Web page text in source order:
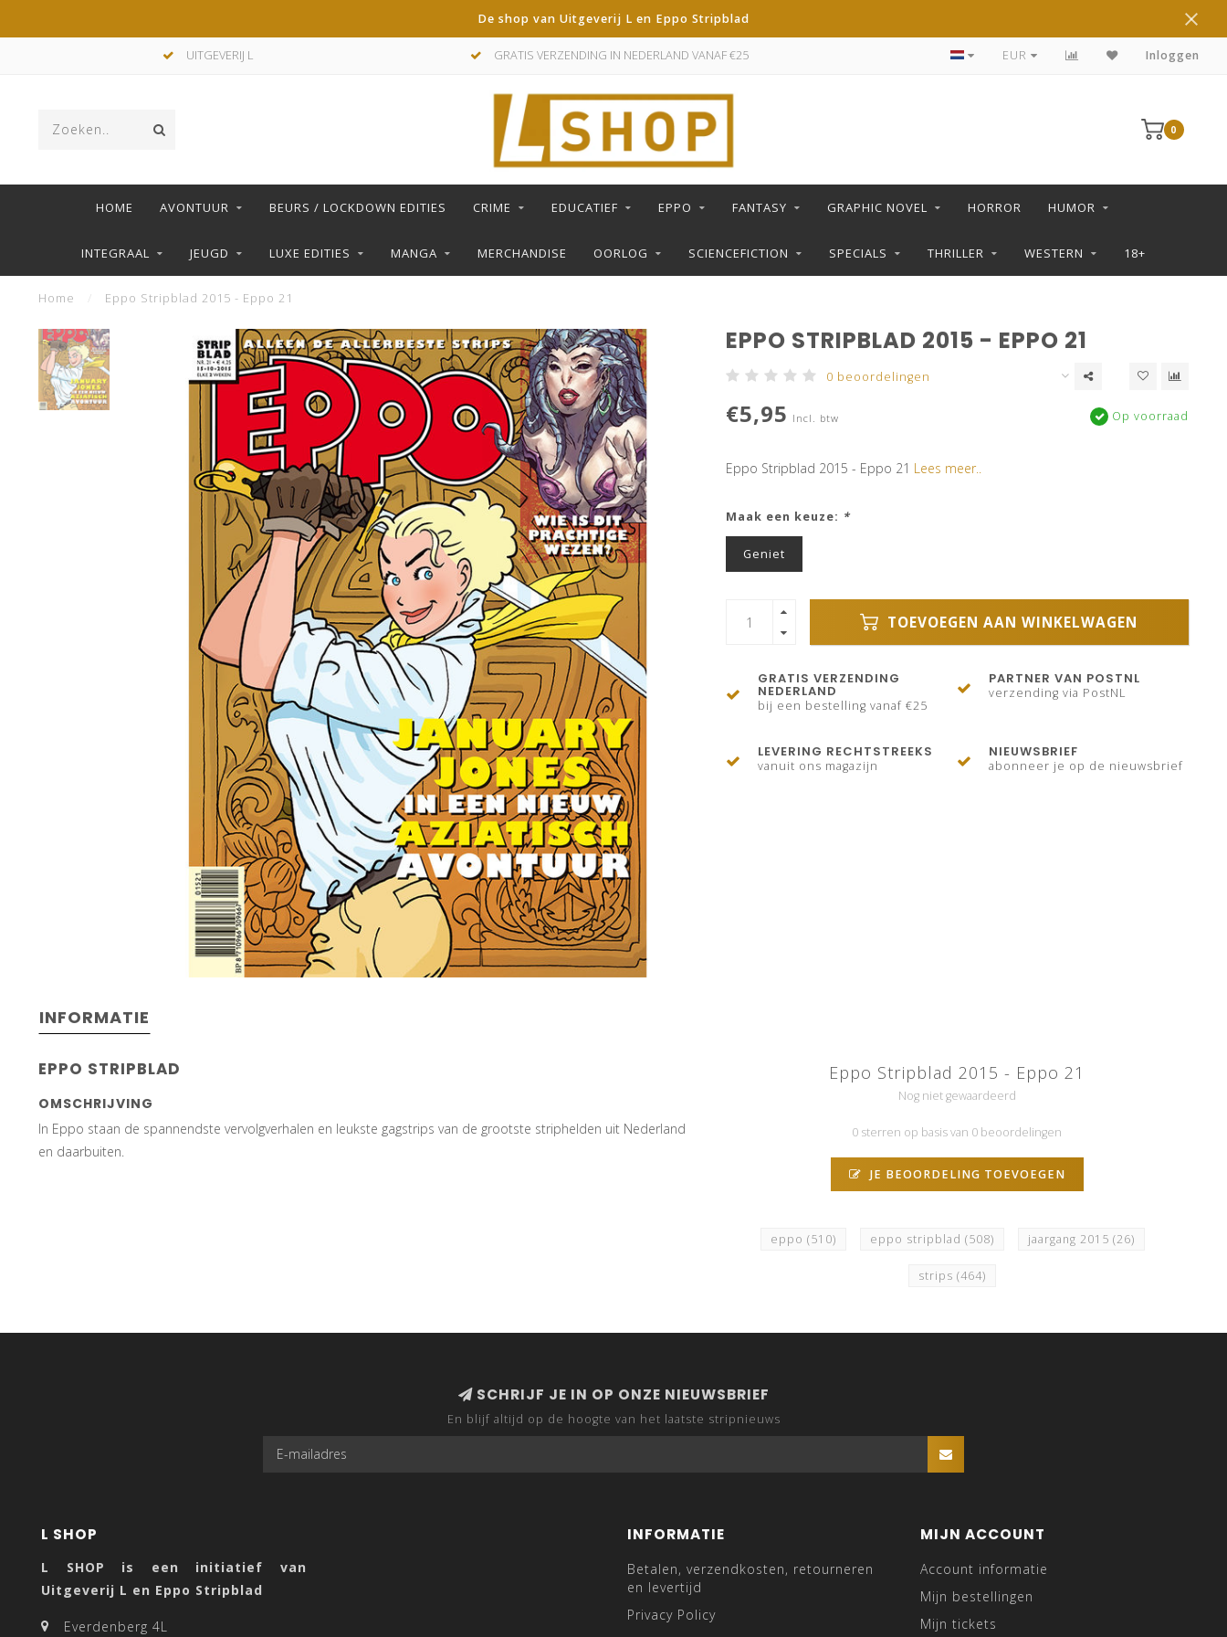
De shop van Uitgeverij L en Eppo Stripblad
UITGEVERIJ L GRATIS VERZENDING IN NEDERLAND VANAF €25 DE LEUKSTE STRIPS KOOP JE IN DE L SHOP
EUR Inloggen
0
HOME AVONTUUR BEURS / LOCKDOWN EDITIES CRIME EDUCATIEF EPPO FANTASY GRAPHIC NOVEL HORROR HUMOR
INTEGRAAL JEUGD LUXE EDITIES MANGA MERCHANDISE OORLOG SCIENCEFICTION SPECIALS THRILLER WESTERN 18+
Home Eppo Stripblad 2015 - Eppo 21
EPPO STRIPBLAD 2015 - EPPO 21
0 beoordelingen
€5,95 Incl. btw Op voorraad
Eppo Stripblad 2015 - Eppo 21 Lees meer..
Maak een keuze: *
Geniet
TOEVOEGEN AAN WINKELWAGEN
GRATIS VERZENDING
NEDERLAND
bij een bestelling vanaf €25
PARTNER VAN POSTNL
verzending via PostNL
LEVERING RECHTSTREEKS
vanuit ons magazijn
NIEUWSBRIEF
abonneer je op de nieuwsbrief
INFORMATIE
EPPO STRIPBLAD
OMSCHRIJVING
In Eppo staan de spannendste vervolgverhalen en leukste gagstrips van de grootste striphelden uit Nederland
en daarbuiten.
Eppo Stripblad 2015 - Eppo 21
Nog niet gewaardeerd
0 sterren op basis van 0 beoordelingen
JE BEOORDELING TOEVOEGEN
eppo (510) eppo stripblad (508) jaargang 2015 (26)
strips(464)
SCHRIJF JE IN OP ONZE NIEUWSBRIEF
En blijf altijd op de hoogte van het laatste stripnieuws
L SHOP
L SHOP is een initiatief van
Uitgeverij L en Eppo Stripblad
Everdenberg 4L
INFORMATIE
Betalen, verzendkosten, retourneren
en levertijd
Privacy Policy
MIJN ACCOUNT
Account informatie
Mijn bestellingen
Mijn tickets